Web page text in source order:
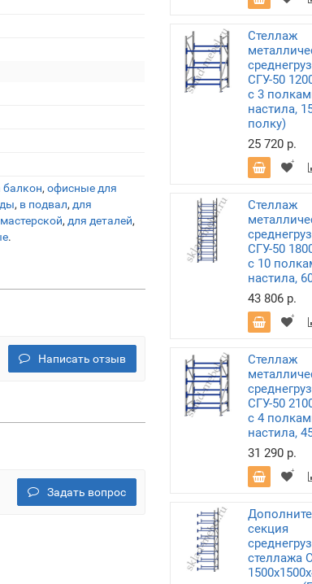
балкон, офисные для
, в подвал, для
, для деталей,
.
Написать отзыв
Задать вопрос
Стеллаж
СГУ-50
с 3
настила,
полку)
25 720 р.
Стеллаж
СГУ-50
с 10
настила,
43 806 р.
Стеллаж
СГУ-50
с 4
настила,
31 290 р.
секция
стеллажа